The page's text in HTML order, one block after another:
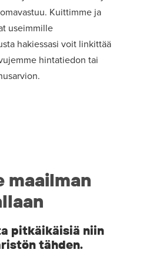
Kuittimme ja
useimmille
hakiessasi voit linkittää
hintatiedon tai
maailman
pitkäikäisiä niin
tähden.